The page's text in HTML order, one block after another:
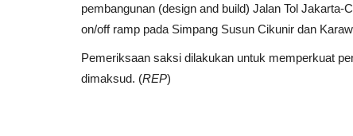
pembangunan (design and build) Jalan Tol
on/off ramp pada Simpang Susun Cikunir dan
Pemeriksaan saksi dilakukan untuk memperkuat
dimaksud. (REP)